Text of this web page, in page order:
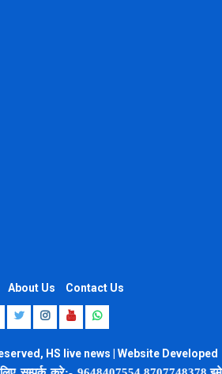
About Us Contact Us
Twitter
Instagram
Youtube
Whatsapp
HS live news | Website Developed